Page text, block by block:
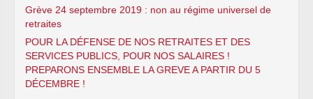
Grève 24 septembre 2019 : non au régime universel de
retraites
POUR LA DÉFENSE DE NOS RETRAITES ET DES
SERVICES PUBLICS, POUR NOS SALAIRES !
PREPARONS ENSEMBLE LA GREVE A PARTIR DU 5
DÉCEMBRE !